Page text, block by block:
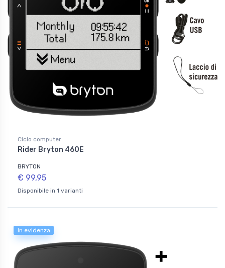
Ciclo computer
Rider Bryton 460E
BRYTON
€ 99,95
Disponibile in 1 varianti
In evidenza